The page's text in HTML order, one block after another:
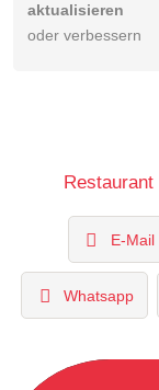
aktualisieren
oder verbessern
Restaurant
E-Mail
Whatsapp